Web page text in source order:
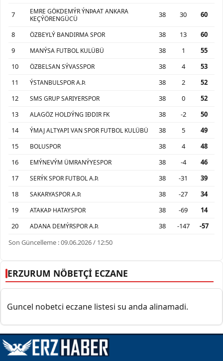
7
EMRE GÖKDEMÝR ÝNÞAAT ANKARA
KEÇÝÖRENGÜCÜ
38 30 60
8 ÖZBEYLÝ BANDIRMA SPOR 38 13
60
9
MANÝSA FUTBOL KULÜBÜ 38 1
55
10
ÖZBELSAN SÝVASSPOR 38 4
53
11
ÝSTANBULSPOR A.Þ. 38 2
52
12
SMS GRUP SARIYERSPOR 38 0
52
13
ALAGÖZ HOLDÝNG IÐDIR FK 38 -2
50
14
ÝMAJ ALTYAPI VAN SPOR FUTBOL KULÜBÜ 38 5
49
15
BOLUSPOR 38 4
48
16
EMÝNEVÝM ÜMRANÝYESPOR 38 -4
46
17
SERÝK SPOR FUTBOL A.Þ. 38 -31
39
18
SAKARYASPOR A.Þ. 38 -27
34
19
ATAKAÞ HATAYSPOR 38 -69
14
20
ADANA DEMÝRSPOR A.Þ. 38 -147
-57
Son Güncelleme : 09.06.2026 / 12:50
ERZURUM NÖBETÇİ ECZANE
Guncel nobetci eczane listesi su anda alinamadi.